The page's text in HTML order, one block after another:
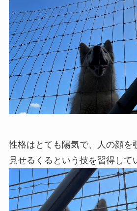
性格はとても陽気で、人の顔を
見せるくるという技を習得して